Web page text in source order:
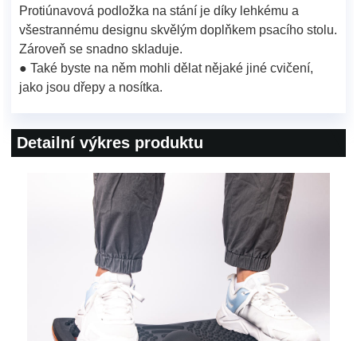
Protiúnavová podložka na stání je díky lehkému a
všestrannému designu skvělým doplňkem psacího stolu.
Zároveň se snadno skladuje.
● Také byste na něm mohli dělat nějaké jiné cvičení,
jako jsou dřepy a nosítka.
Detailní výkres produktu